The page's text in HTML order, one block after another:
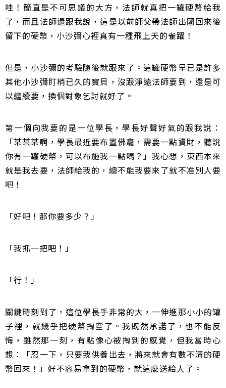
哇！簡直是不可思議的大方，法師就真把一罐硬幣給我
了，而且法師還跟我說，這是以前師父帶法師出國回來後
留下的硬幣，小沙彌心裡真有一種飛上天的雀躍！
但是，小沙彌的考驗隨後就跟來了。這罐硬幣早已是許多
其他小沙彌盯梢已久的寶貝，沒跟淨遠法師要到，還是可
以繼續要，換個對象乞討就好了。
第一個向我要的是一位學長，學長好聲好氣的跟我說：
「某某某啊，學長最近要布置佛龕，需要一點資財，聽說
你有一罐硬幣，可以布施我一點嗎？」我心想，東西本來
就是我去要，法師給我的，總不能我要來了就不准別人要
吧！
「好吧！那你要多少？」
「我抓一把吧！」
「行！」
關鍵時刻到了，這位學長手非常的大，一伸進那小小的罐
子裡，就幾乎把硬幣掏空了。我既然承諾了，也不能反
悔，雖然那一刻，有點像心被掏到的感覺，但我當時心
想：「忍一下，只要我供養出去，將來就會有數不清的硬
幣回來！」好不容易拿到的硬幣，就這麼送給人了。